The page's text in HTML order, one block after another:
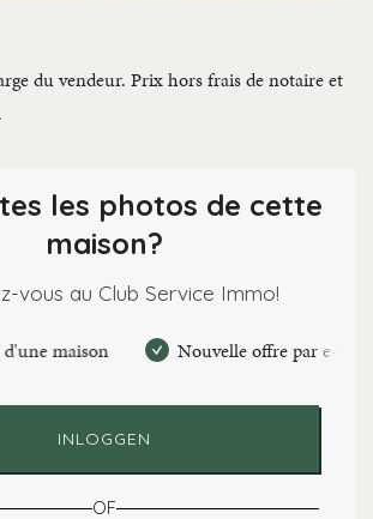
du vendeur. Prix hors frais de notaire et
les photos de cette
maison?
vous au Club Service Immo!
Nouvelle offre par e-mail
INLOGGEN
OF